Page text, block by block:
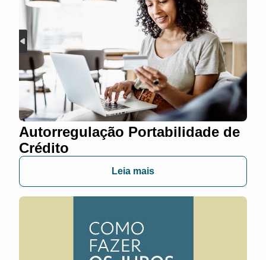
Autorregulação Portabilidade de
Crédito
Leia mais